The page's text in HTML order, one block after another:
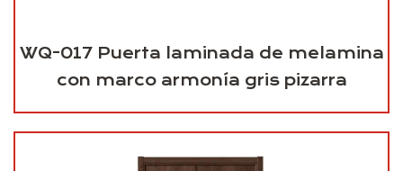
WQ-017 Puerta laminada de melamina
con marco armonía gris pizarra